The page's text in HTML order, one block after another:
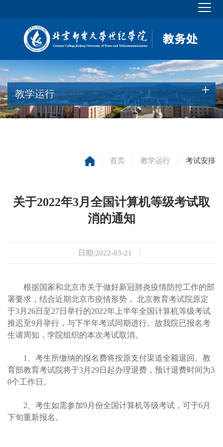
教学运行
| 首页 | 教学运行 | 考试安排
关于2022年3月全国计算机等级考试取
消的通知
日期:2022-03-21 |
根据国家和北京市关于做好新冠肺炎疫情防控工作的部
署要求，结合近期北京市疫情形势， 北京教育考试院原定
于3月26日至27日举行的2022年上半年全国计算机等级考试
推迟至9月举行，与下半年考试同期进行。故我院已报名考
生请周知，学院组织的本次考试取消。
1、考生所缴纳的报名费将按原支付渠道全额退回。教
育部教育考试院将于3月29日起办理退费，预计退费时间为3
0个工作日。
2、考生如需参加9月份全国计算机等级考试，可于6月
下旬重新报名。